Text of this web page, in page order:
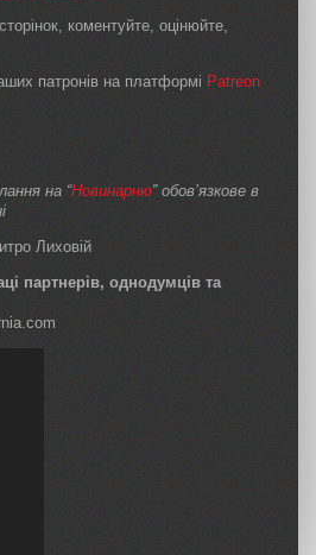
коментуйте, оцінюйте,
патронів на платформі Patreon
на “Новинарню” обов’язкове в
Лиховій
партнерів, однодумців та